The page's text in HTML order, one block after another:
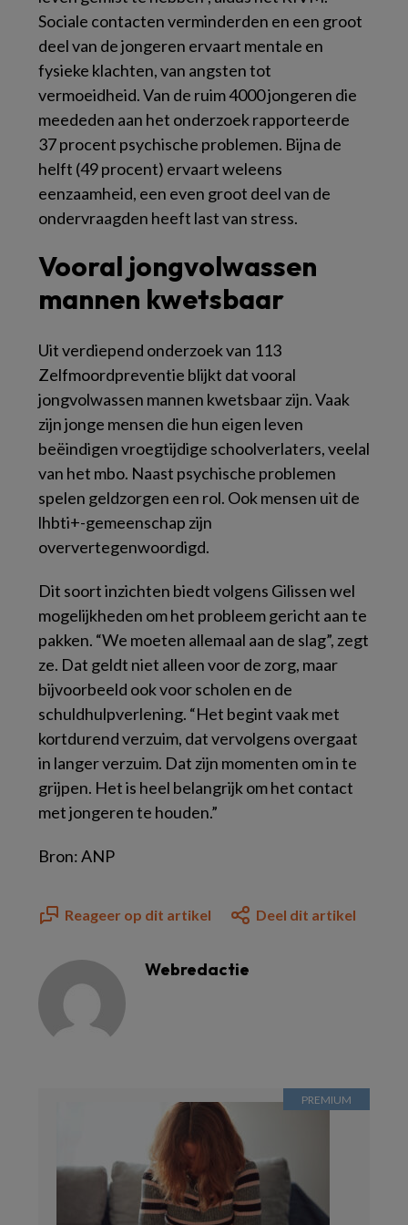
Sociale contacten verminderden en een groot
deel van de jongeren ervaart mentale en
fysieke klachten, van angsten tot
vermoeidheid. Van de ruim 4000 jongeren die
meededen aan het onderzoek rapporteerde
37 procent psychische problemen. Bijna de
helft (49 procent) ervaart weleens
eenzaamheid, een even groot deel van de
ondervraagden heeft last van stress.
Vooral jongvolwassen
mannen kwetsbaar
Uit verdiepend onderzoek van 113
Zelfmoordpreventie blijkt dat vooral
jongvolwassen mannen kwetsbaar zijn. Vaak
zijn jonge mensen die hun eigen leven
beëindigen vroegtijdige schoolverlaters, veelal
van het mbo. Naast psychische problemen
spelen geldzorgen een rol. Ook mensen uit de
lhbti+-gemeenschap zijn
oververtegenwoordigd.
Dit soort inzichten biedt volgens Gilissen wel
mogelijkheden om het probleem gericht aan te
pakken. “We moeten allemaal aan de slag”, zegt
ze. Dat geldt niet alleen voor de zorg, maar
bijvoorbeeld ook voor scholen en de
schuldhulpverlening. “Het begint vaak met
kortdurend verzuim, dat vervolgens overgaat
in langer verzuim. Dat zijn momenten om in te
grijpen. Het is heel belangrijk om het contact
met jongeren te houden.”
Bron: ANP
Reageer op dit artikel Deel dit artikel
Webredactie